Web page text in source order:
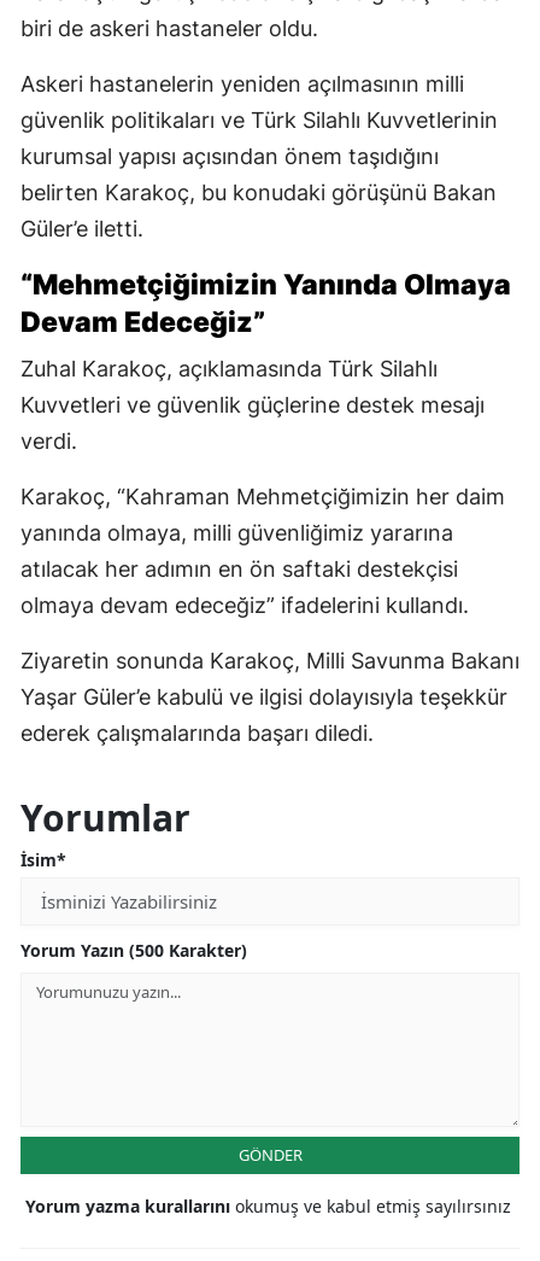
biri de askeri hastaneler oldu.
Askeri hastanelerin yeniden açılmasının milli
güvenlik politikaları ve Türk Silahlı Kuvvetlerinin
kurumsal yapısı açısından önem taşıdığını
belirten Karakoç, bu konudaki görüşünü Bakan
Güler’e iletti.
“Mehmetçiğimizin Yanında Olmaya
Devam Edeceğiz”
Zuhal Karakoç, açıklamasında Türk Silahlı
Kuvvetleri ve güvenlik güçlerine destek mesajı
verdi.
Karakoç, “Kahraman Mehmetçiğimizin her daim
yanında olmaya, milli güvenliğimiz yararına
atılacak her adımın en ön saftaki destekçisi
olmaya devam edeceğiz” ifadelerini kullandı.
Ziyaretin sonunda Karakoç, Milli Savunma Bakanı
Yaşar Güler’e kabulü ve ilgisi dolayısıyla teşekkür
ederek çalışmalarında başarı diledi.
Yorumlar
İsim*
Yorum Yazın (500 Karakter)
GÖNDER
Yorum yazma kurallarını okumuş ve kabul etmiş sayılırsınız